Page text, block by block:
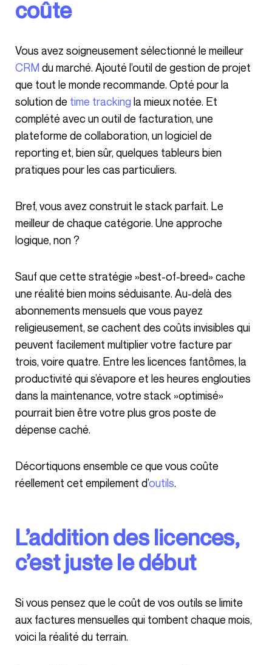
coûte
Vous avez soigneusement sélectionné le meilleur
CRM du marché. Ajouté l’outil de gestion de projet
que tout le monde recommande. Opté pour la
solution de time tracking la mieux notée. Et
complété avec un outil de facturation, une
plateforme de collaboration, un logiciel de
reporting et, bien sûr, quelques tableurs bien
pratiques pour les cas particuliers.
Bref, vous avez construit le stack parfait. Le
meilleur de chaque catégorie. Une approche
logique, non ?
Sauf que cette stratégie »best-of-breed» cache
une réalité bien moins séduisante. Au-delà des
abonnements mensuels que vous payez
religieusement, se cachent des coûts invisibles qui
peuvent facilement multiplier votre facture par
trois, voire quatre. Entre les licences fantômes, la
productivité qui s’évapore et les heures englouties
dans la maintenance, votre stack »optimisé»
pourrait bien être votre plus gros poste de
dépense caché.
Décortiquons ensemble ce que vous coûte
réellement cet empilement d’outils.
L’addition des licences,
c’est juste le début
Si vous pensez que le coût de vos outils se limite
aux factures mensuelles qui tombent chaque mois,
voici la réalité du terrain.